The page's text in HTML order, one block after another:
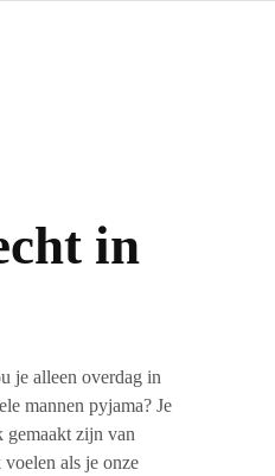
in
je alleen overdag in
mannen pyjama? Je
gemaakt zijn van
als je onze